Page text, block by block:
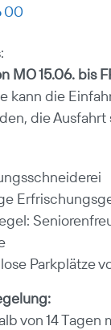
00
MO 15.06. bis
kann die
die Ausfahrt
Parkplätze
von 14 Tagen